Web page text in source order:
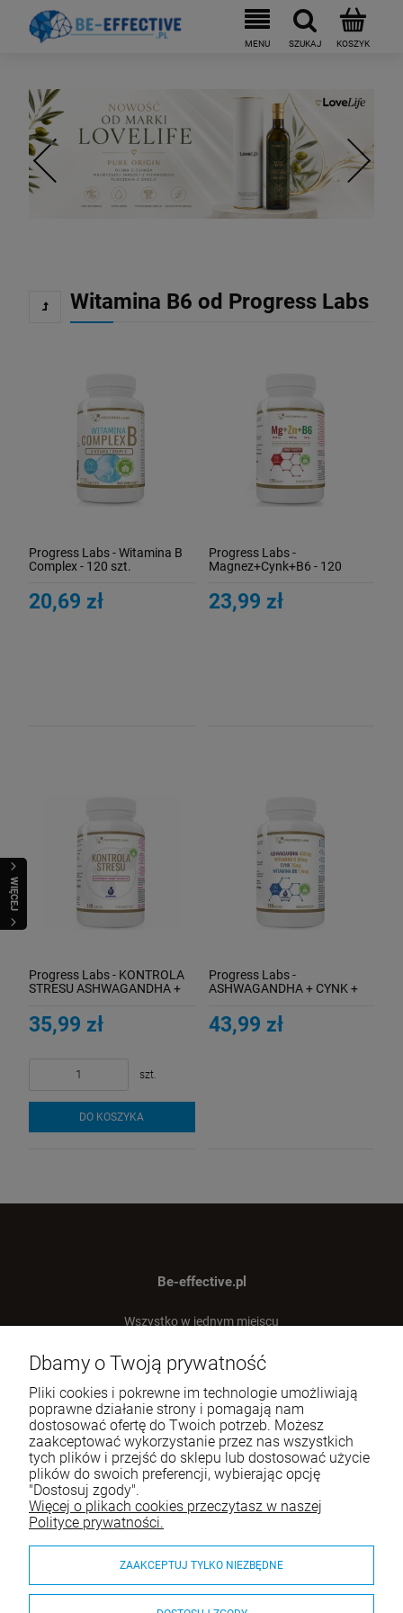
WIĘCEJ
Witamina B6 od Progress Labs
Progress Labs - Witamina B
Complex - 120 szt.
20,69 zł
Progress Labs -
Magnez+Cynk+B6 - 120
23,99 zł
Progress Labs - KONTROLA
STRESU ASHWAGANDHA +
120 TABLETEK
35,99 zł
szt.
DO KOSZYKA
Progress Labs -
ASHWAGANDHA + CYNK +
PRODUKT VEGE – 120
TABLETEK
43,99 zł
Be-effective.pl
Wszystko w jednym miejscu
Tel.:
E-mail: sklep@be-effective.pl
Moje konto
Baza wiedzy
Płatności i dostawa
Informacje
O nas
Dbamy o Twoją prywatność
Pliki cookies i pokrewne im technologie umożliwiają
poprawne działanie strony i pomagają nam
dostosować ofertę do Twoich potrzeb. Możesz
zaakceptować wykorzystanie przez nas wszystkich
tych plików i przejść do sklepu lub dostosować użycie
plików do swoich preferencji, wybierając opcję
"Dostosuj zgody".
Więcej o plikach cookies przeczytasz w naszej
Polityce prywatności.
ZAAKCEPTUJ TYLKO NIEZBĘDNE